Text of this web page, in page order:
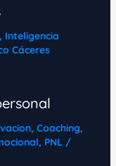
, Inteligencia
Cáceres
, Coaching,
, PNL/